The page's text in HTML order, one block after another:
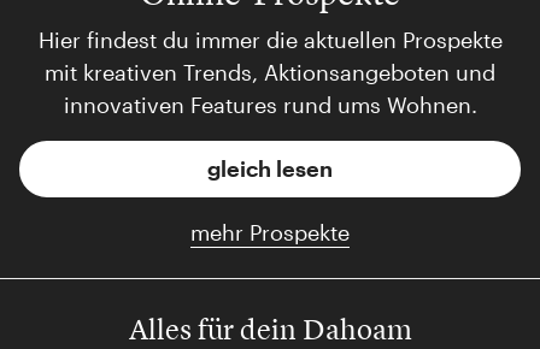
Hier findest du immer die aktuellen Prospekte
mit kreativen Trends, Aktionsangeboten und
innovativen Features rund ums Wohnen.
gleich lesen
mehr Prospekte
Alles für dein Dahoam